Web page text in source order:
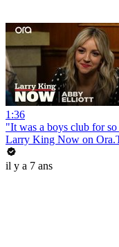
1:36
"It was a boys club for
Larry King Now on
il y a 7 ans